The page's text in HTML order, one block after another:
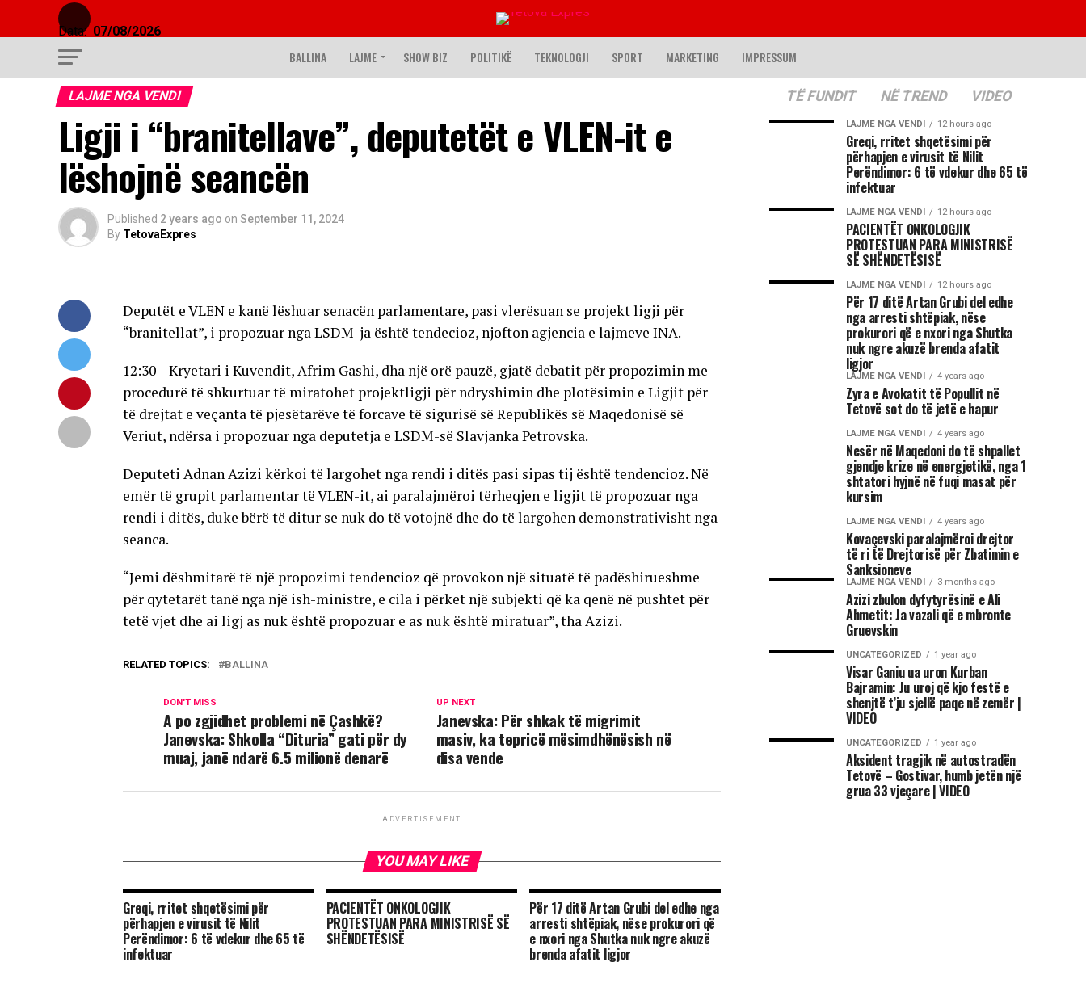
Data: 07/08/2026
BALLINA LAJME SHOW BIZ POLITIKË TEKNOLOGJI SPORT MARKETING IMPRESSUM
LAJME NGA VENDI
Ligji i “branitellave”, deputetët e VLEN-it e
lëshojnë seancën
Published 2 years ago on September 11, 2024
By TetovaExpres
Deputët e VLEN e kanë lëshuar senacën parlamentare, pasi vlerësuan se projekt ligji për
“branitellat”, i propozuar nga LSDM-ja është tendecioz, njofton agjencia e lajmeve INA.
12:30 – Kryetari i Kuvendit, Afrim Gashi, dha një orë pauzë, gjatë debatit për propozimin me
procedurë të shkurtuar të miratohet projektligji për ndryshimin dhe plotësimin e Ligjit për
të drejtat e veçanta të pjesëtarëve të forcave të sigurisë së Republikës së Maqedonisë së
Veriut, ndërsa i propozuar nga deputetja e LSDM-së Slavjanka Petrovska.
Deputeti Adnan Azizi kërkoi të largohet nga rendi i ditës pasi sipas tij është tendencioz. Në
emër të grupit parlamentar të VLEN-it, ai paralajmëroi tërheqjen e ligjit të propozuar nga
rendi i ditës, duke bërë të ditur se nuk do të votojnë dhe do të largohen demonstrativisht nga
seanca.
“Jemi dëshmitarë të një propozimi tendencioz që provokon një situatë të padëshirueshme
për qytetarët tanë nga një ish-ministre, e cila i përket një subjekti që ka qenë në pushtet për
tetë vjet dhe ai ligj as nuk është propozuar e as nuk është miratuar”, tha Azizi.
RELATED TOPICS: BALLINA
UP NEXT
Janevska: Për shkak të migrimit
masiv, ka tepricë mësimdhënësish në
disa vende
DON'T MISS
A po zgjidhet problemi në Çashkë?
Janevska: Shkolla “Dituria” gati për dy
muaj, janë ndarë 6.5 milionë denarë
ADVERTISEMENT
YOU MAY LIKE
Greqi, rritet shqetësimi për
përhapjen e virusit të Nilit
Perëndimor: 6 të vdekur dhe 65 të
infektuar
PACIENTËT ONKOLOGJIK
PROTESTUAN PARA MINISTRISË SË
SHËNDETËSISË
Për 17 ditë Artan Grubi del edhe nga
arresti shtëpiak, nëse prokurori që
e nxori nga Shutka nuk ngre akuzë
brenda afatit ligjor
TË FUNDIT NË TREND VIDEO
LAJME NGA VENDI 12 hours ago
Greqi, rritet shqetësimi për
përhapjen e virusit të Nilit
Perëndimor: 6 të vdekur dhe 65 të
infektuar
LAJME NGA VENDI 12 hours ago
PACIENTËT ONKOLOGJIK
PROTESTUAN PARA MINISTRISË
SË SHËNDETËSISË
LAJME NGA VENDI 12 hours ago
Për 17 ditë Artan Grubi del edhe
nga arresti shtëpiak, nëse
prokurori që e nxori nga Shutka
nuk ngre akuzë brenda afatit
ligjor
LAJME NGA VENDI 4 years ago
Zyra e Avokatit të Popullit në
Tetovë sot do të jetë e hapur
LAJME NGA VENDI 4 years ago
Nesër në Maqedoni do të shpallet
gjendje krize në energjetikë, nga 1
shtatori hyjnë në fuqi masat për
kursim
LAJME NGA VENDI 4 years ago
Kovaçevski paralajmëroi drejtor
të ri të Drejtorisë për Zbatimin e
Sanksioneve
LAJME NGA VENDI 3 months ago
Azizi zbulon dyfytyrësinë e Ali
Ahmetit: Ja vazali që e mbronte
Gruevskin
UNCATEGORIZED 1 year ago
Visar Ganiu ua uron Kurban
Bajramin: Ju uroj që kjo festë e
shenjtë t’ju sjellë paqe në zemër |
VIDEO
UNCATEGORIZED 1 year ago
Aksident tragjik në autostradën
Tetovë – Gostivar, humb jetën një
grua 33 vjeçare | VIDEO